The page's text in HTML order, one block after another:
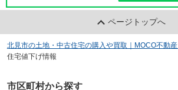
ページトップへ
北見市の土地・中古住宅の購入や買取｜MOCO不動産
住宅値下げ情報
市区町村から探す